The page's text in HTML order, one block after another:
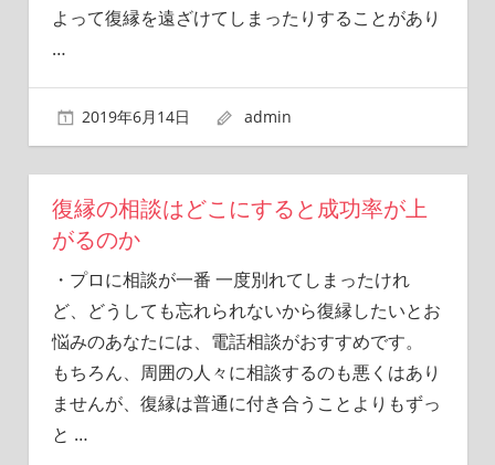
よって復縁を遠ざけてしまったりすることがあり
…
2019年6月14日 admin
復縁の相談はどこにすると成功率が上
がるのか
・プロに相談が一番 一度別れてしまったけれ
ど、どうしても忘れられないから復縁したいとお
悩みのあなたには、電話相談がおすすめです。
もちろん、周囲の人々に相談するのも悪くはあり
ませんが、復縁は普通に付き合うことよりもずっ
と …